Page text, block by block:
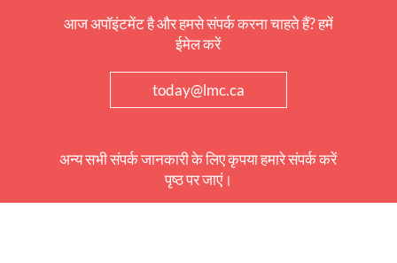
आज अपॉइंटमेंट है और हमसे संपर्क करना चाहते हैं? हमें
ईमेल करें
today@lmc.ca
अन्य सभी संपर्क जानकारी के लिए कृपया हमारे संपर्क करें
पृष्ठ पर जाएं।